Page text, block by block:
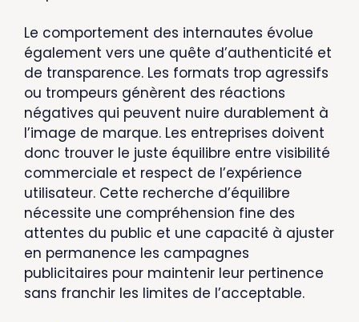
Le comportement des internautes évolue
également vers une quête d’authenticité et
de transparence. Les formats trop agressifs
ou trompeurs génèrent des réactions
négatives qui peuvent nuire durablement à
l’image de marque. Les entreprises doivent
donc trouver le juste équilibre entre visibilité
commerciale et respect de l’expérience
utilisateur. Cette recherche d’équilibre
nécessite une compréhension fine des
attentes du public et une capacité à ajuster
en permanence les campagnes
publicitaires pour maintenir leur pertinence
sans franchir les limites de l’acceptable.